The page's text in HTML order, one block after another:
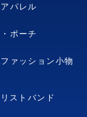
パレル
ポーチ
ァッション小物
ストバンド